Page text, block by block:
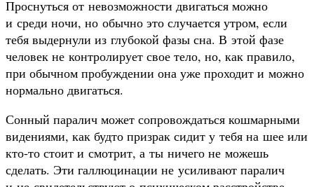
Проснуться от невозможности двигаться можно
и среди ночи, но обычно это случается утром, если
тебя выдернули из глубокой фазы сна. В этой фазе
человек не контролирует свое тело, но, как правило,
при обычном пробуждении она уже проходит и можно
нормально двигаться.
Сонный паралич может сопровождаться кошмарными
видениями, как будто призрак сидит у тебя на шее или
кто-то стоит и смотрит, а ты ничего не можешь
сделать. Эти галлюцинации не усиливают паралич